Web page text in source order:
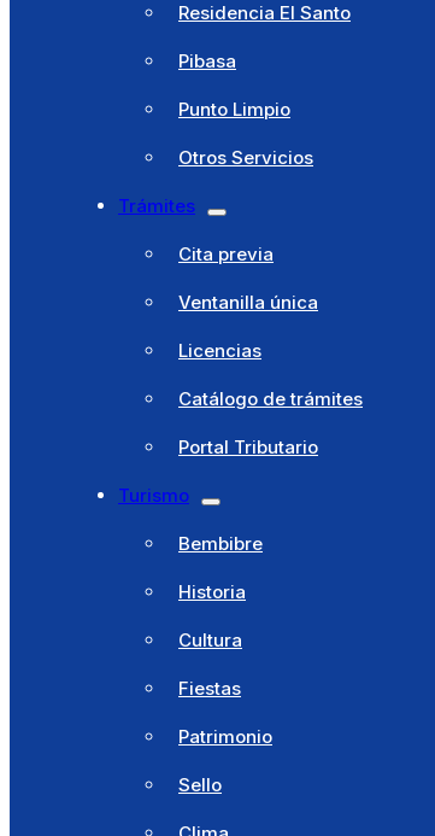
Cita previa
Ventanilla única
Licencias
Catálogo de trámites
Portal Tributario
Turismo
Bembibre
Historia
Cultura
Fiestas
Patrimonio
Sello
Clima
Cómo llegar
Noticias
Agenda
Área Documental
Residencia El Santo
Pibasa
Punto Limpio
Otros Servicios
Trámites
Cita previa
Ventanilla única
Licencias
Catálogo de trámites
Portal Tributario
Turismo
Bembibre
Historia
Cultura
Fiestas
Patrimonio
Sello